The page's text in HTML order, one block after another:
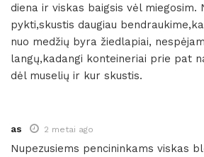
diena ir viskas baigsis vėl miegosim.
pykti,skustis daugiau
nuo medžių byra žiedlapiai,
langų,kadangi konteineriai prie pat
dėl muselių ir kur skustis.
as 2 metai ago
Nupezusiems pencininkams viskas